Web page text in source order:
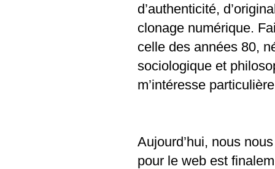
d’authenticité,
clonage numérique.
celle des années 80,
sociologique et
m’intéresse
Aujourd’hui, nous
pour le web est